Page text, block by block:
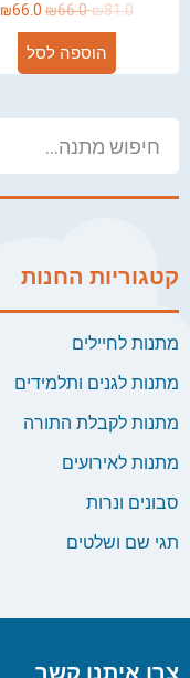
קטגוריות החנות
מתנות לחיילים
מתנות לגנים ותלמידים
מתנות לקבלת התורה
מתנות לאירועים
סבונים ונרות
תגי שם ושלטים
₪81.0
₪66.0
₪66.0
הוספה לסל
צרו איתנו קשר